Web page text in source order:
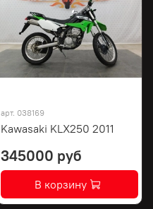
арт. 038169
Kawasaki KLX250 2011
345000 руб
В корзину